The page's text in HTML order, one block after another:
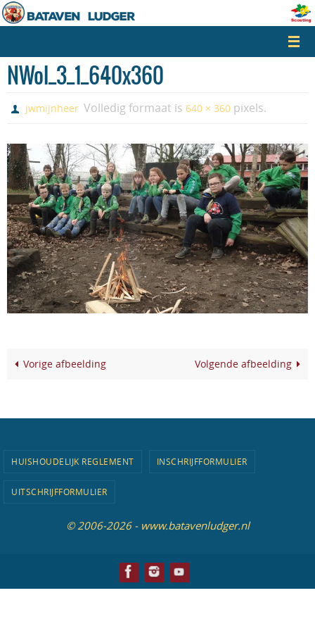
Naar
de
springen
NWol_3_1_640x360
jwmijnheer Volledig formaat is640 × 360 pixels.
Vorige afbeelding Volgende afbeelding
HUISHOUDELIJK REGLEMENT INSCHRIJFFORMULIER
UITSCHRIJFFORMULIER
© 2006-2026 - www.batavenludger.nl